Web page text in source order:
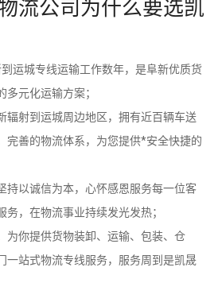
流公司为什么要选凯
运城专线运输工作数年，是阜新优质货
元化运输方案；
辐射到运城周边地区，拥有近百辆车送
完善的物流体系，为您提供*安全快捷的
持以诚信为本，心怀感恩服务每一位客
，在物流事业持续发光发热；
为你提供货物装卸、运输、包装、仓
一站式物流专线服务，服务周到是凯晟